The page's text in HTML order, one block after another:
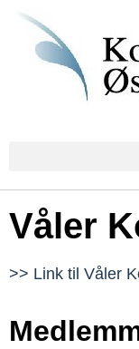
Våler
>> Link til Våler